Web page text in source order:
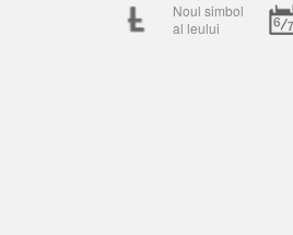
Noul simbol
al leului